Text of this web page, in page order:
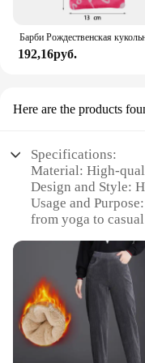
192,16руб.
Here are the products
Specifications:
Material: High-
Design and Style:
Usage and
from yoga to
body types, from
Shape or Size or
multiple sizes and
Performance and
breathable, and
Features: